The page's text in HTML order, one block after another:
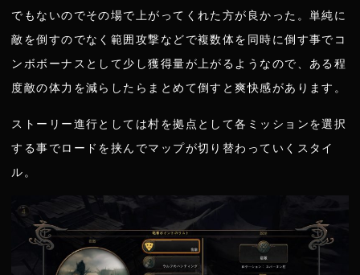
でもないのでその場で上がってくれた方が良かった。単純に
敵を倒すのでなく範囲攻撃などで複数体を同時に倒す事でコ
ンボボーナスとして少し獲得量が上がるようなので、ある程
度敵の体力を減らしたらまとめて倒すと爽快感があります。
ストーリー進行としては村を拠点として各ミッションを選択
する事でロードを挟んでマップが切り替わっていくスタイ
ル。